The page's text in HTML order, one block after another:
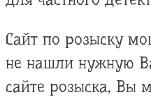
Сайт по розыску
не нашли нужную
сайте розыска, Вы